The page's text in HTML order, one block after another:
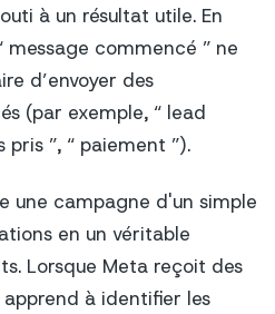
à un résultat utile. En
message commencé ” ne
d’envoyer des
(par exemple, “ lead
pris ”, “ paiement ”).
une campagne d'un simple
en un véritable
Lorsque Meta reçoit des
à identifier les